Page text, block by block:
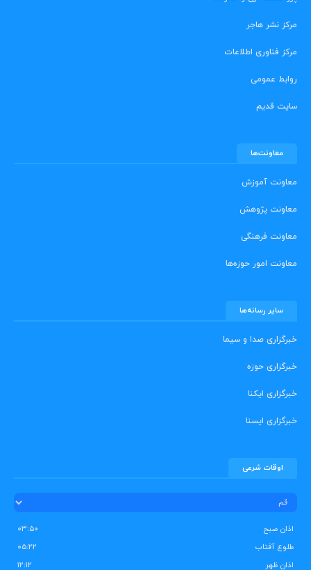
مرکز نشر هاجر
مرکز فناوری اطلاعات
روابط عمومی
سایت قدیم
معاونت‌ها
معاونت آموزش
معاونت پژوهش
معاونت فرهنگی
معاونت امور حوزه‌ها
سایر رسانه‌ها
خبرگزاری صدا و سیما
خبرگزاری حوزه
خبرگزاری ایکنا
خبرگزاری ایسنا
اوقات شرعی
اذان صبح
۰۳:۵۰
طلوع آفتاب
۰۵:۲۲
اذان ظهر
۱۲:۱۲